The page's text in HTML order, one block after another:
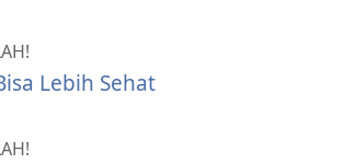
Lebih Sehat